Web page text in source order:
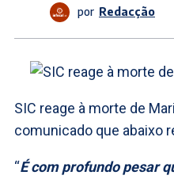
por Redacção
SIC reage à morte de
comunicado que abaixo
“É com profundo pesar